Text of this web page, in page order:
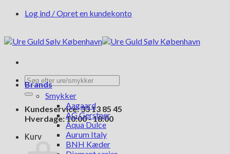
FortsætLog ind / Opret en kundekonto
Søg
efter:
Kundeservice: 33 13 85 45
Hverdage: 10:00 - 18:00
Kurv
Brands
Smykker
Aagaard
AG Gerstner
Aqua Dulce
Aurum Italy
BNH Kæder